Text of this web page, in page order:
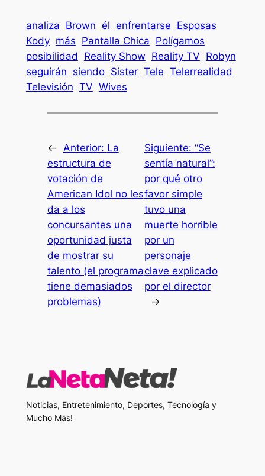
analiza Brown él enfrentarse Esposas
Kody más Pantalla Chica Polígamos
posibilidad
Reality Show Reality TV Robyn
seguirán siendo Sister Tele Telerrealidad
Televisión TV Wives
← Anterior: La
estructura de
votación de
American Idol no les
da a los
concursantes una
oportunidad justa
de mostrar su
talento (el programa
tiene demasiados
problemas)
Siguiente: “Se
sentía natural”:
por qué otro
favor simple
tuvo una
muerte horrible
por un
personaje
clave explicado
por el director
→
Noticias, Entretenimiento, Deportes, Tecnología y
Mucho Más!